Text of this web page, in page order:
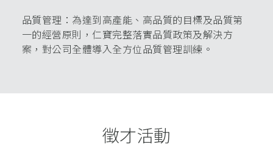
品質管理：為達到高產能、高品質的目標及品質第
一的經營原則，仁寶完整落實品質政策及解決方
案，對公司全體導入全方位品質管理訓練。
徵才活動